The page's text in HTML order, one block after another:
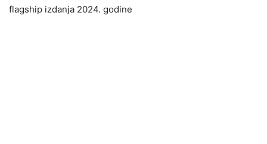
flagship izdanja 2024. godine​